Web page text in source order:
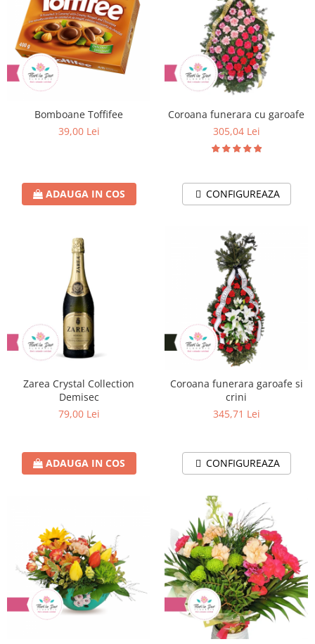
Bomboane Toffifee
39,00 Lei
ADAUGA IN COS
Coroana funerara cu garoafe
305,04 Lei
CONFIGUREAZA
Zarea Crystal Collection
Demisec
79,00 Lei
ADAUGA IN COS
Coroana funerara garoafe si
crini
345,71 Lei
CONFIGUREAZA